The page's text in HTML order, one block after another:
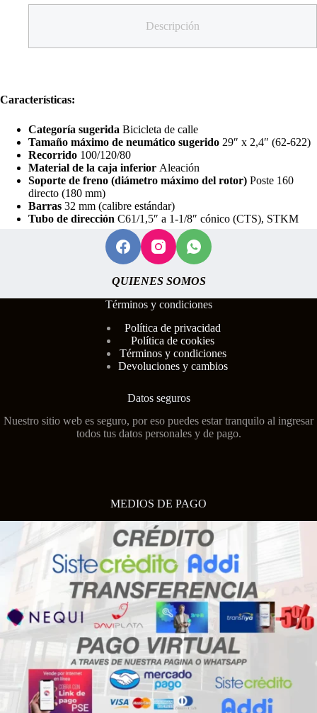
Descripción
Características:
Categoría sugerida Bicicleta de calle
Tamaño máximo de neumático sugerido 29″ x 2,4″ (62-622)
Recorrido 100/120/80
Material de la caja inferior Aleación
Soporte de freno (diámetro máximo del rotor) Poste 160
directo (180 mm)
Barras 32 mm (calibre estándar)
Tubo de dirección C61/1,5″ a 1-1/8″ cónico (CTS), STKM
QUIENES SOMOS
Términos y condiciones
Política de privacidad
Política de cookies
Términos y condiciones
Devoluciones y cambios
Datos seguros
Nuestro sitio web es seguro, por eso puedes estar tranquilo al ingresar
todos tus datos personales y de pago.
MEDIOS DE PAGO